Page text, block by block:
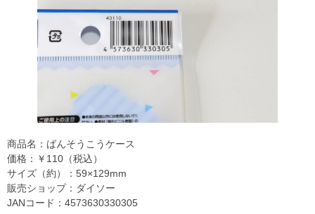
商品名：ばんそうこうケース
価格：￥110（税込）
サイズ（約）：59×129mm
販売ショップ：ダイソー
JANコード：4573630330305